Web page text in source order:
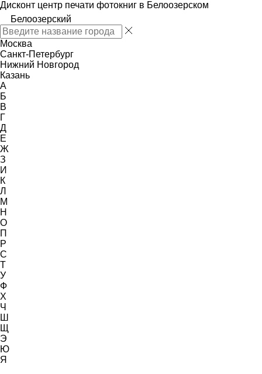
Дисконт центр печати фотокниг в Белоозерском
Белоозерский
Москва
Санкт-Петербург
Нижний Новгород
Казань
А
Б
В
Г
Д
Е
Ж
З
И
К
Л
М
Н
О
П
Р
С
Т
У
Ф
Х
Ч
Ш
Щ
Э
Ю
Я